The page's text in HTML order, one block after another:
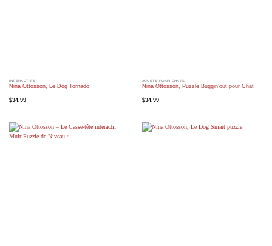
INTERACTIFS
Nina Ottosson, Le Dog Tornado
$34.99
JOUETS POUR CHATS
Nina Ottosson, Puzzle Buggin’out pour Chat
$34.99